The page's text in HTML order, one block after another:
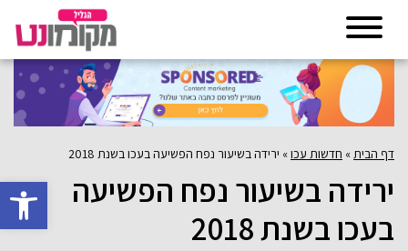
פתח
דף הבית » חדשות עכו» ירידה בשיעור נפח הפשיעה בעכו בשנת 2018
ירידה בשיעור נפח הפשיעה
בעכו בשנת 2018